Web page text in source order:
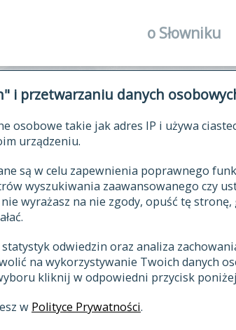
i przetwarzaniu danych
osobowe takie jak adres IP i używa
urządzeniu.
są w celu zapewnienia poprawnego
wyszukiwania zaawansowanego czy
wyrażasz na nie zgody, opuść tę stronę,
odwiedzin oraz analiza
na wykorzystywanie Twoich danych
kliknij w odpowiedni przycisk
w Polityce Prywatności.
o Słowniku
historia
publikacje
autorzy
zasady
najnowsze
ostatnio
JĘZYKA